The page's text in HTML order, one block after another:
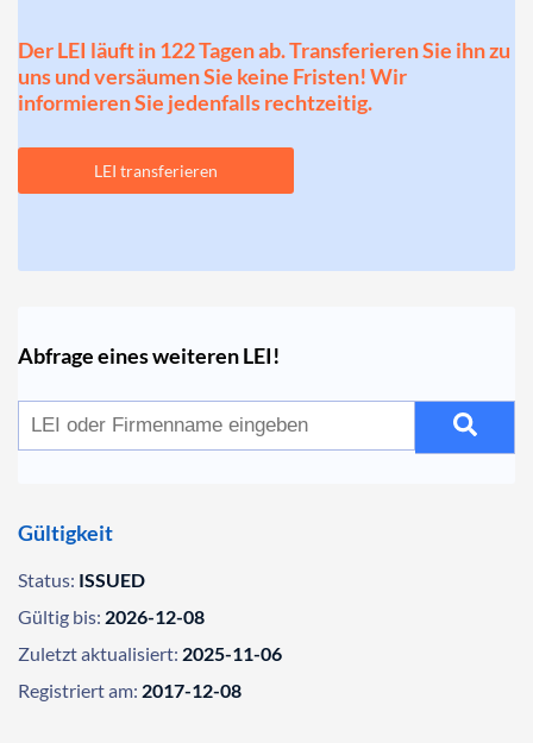
Der LEI läuft in 122 Tagen ab. Transferieren Sie ihn zu
uns und versäumen Sie keine Fristen! Wir
informieren Sie jedenfalls rechtzeitig.
LEI transferieren
Abfrage eines weiteren LEI!
Gültigkeit
Status: ISSUED
Gültig bis: 2026-12-08
Zuletzt aktualisiert: 2025-11-06
Registriert am: 2017-12-08